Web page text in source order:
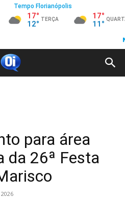
para área
da 26ª Festa